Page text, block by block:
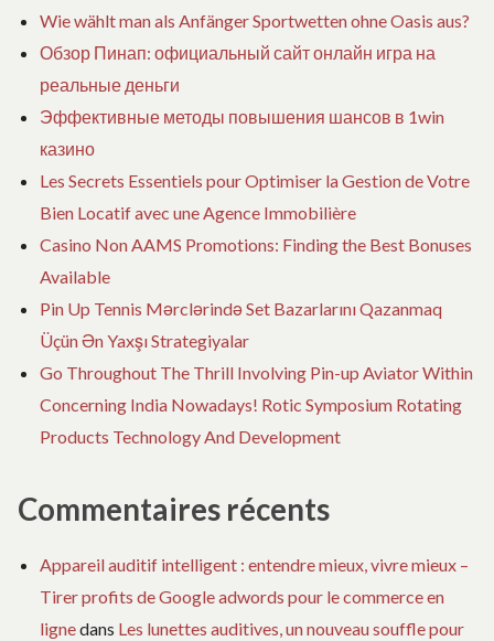
Wie wählt man als Anfänger Sportwetten ohne Oasis aus?
Обзор Пинап: официальный сайт онлайн игра на
реальные деньги
Эффективные методы повышения шансов в 1win
казино
Les Secrets Essentiels pour Optimiser la Gestion de Votre
Bien Locatif avec une Agence Immobilière
Casino Non AAMS Promotions: Finding the Best Bonuses
Available
Pin Up Tennis Mərclərində Set Bazarlarını Qazanmaq
Üçün Ən Yaxşı Strategiyalar
Go Throughout The Thrill Involving Pin-up Aviator Within
Concerning India Nowadays! Rotic Symposium Rotating
Products Technology And Development
Commentaires récents
Appareil auditif intelligent : entendre mieux, vivre mieux –
Tirer profits de Google adwords pour le commerce en
lignedans Les lunettes auditives, un nouveau souffle pour